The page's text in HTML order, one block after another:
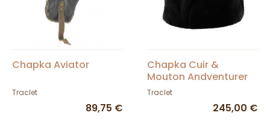
Chapka Aviator
Traclet
89,75 €
Chapka Cuir &
Mouton Andventurer
Grise - Traclet
Traclet
245,00 €